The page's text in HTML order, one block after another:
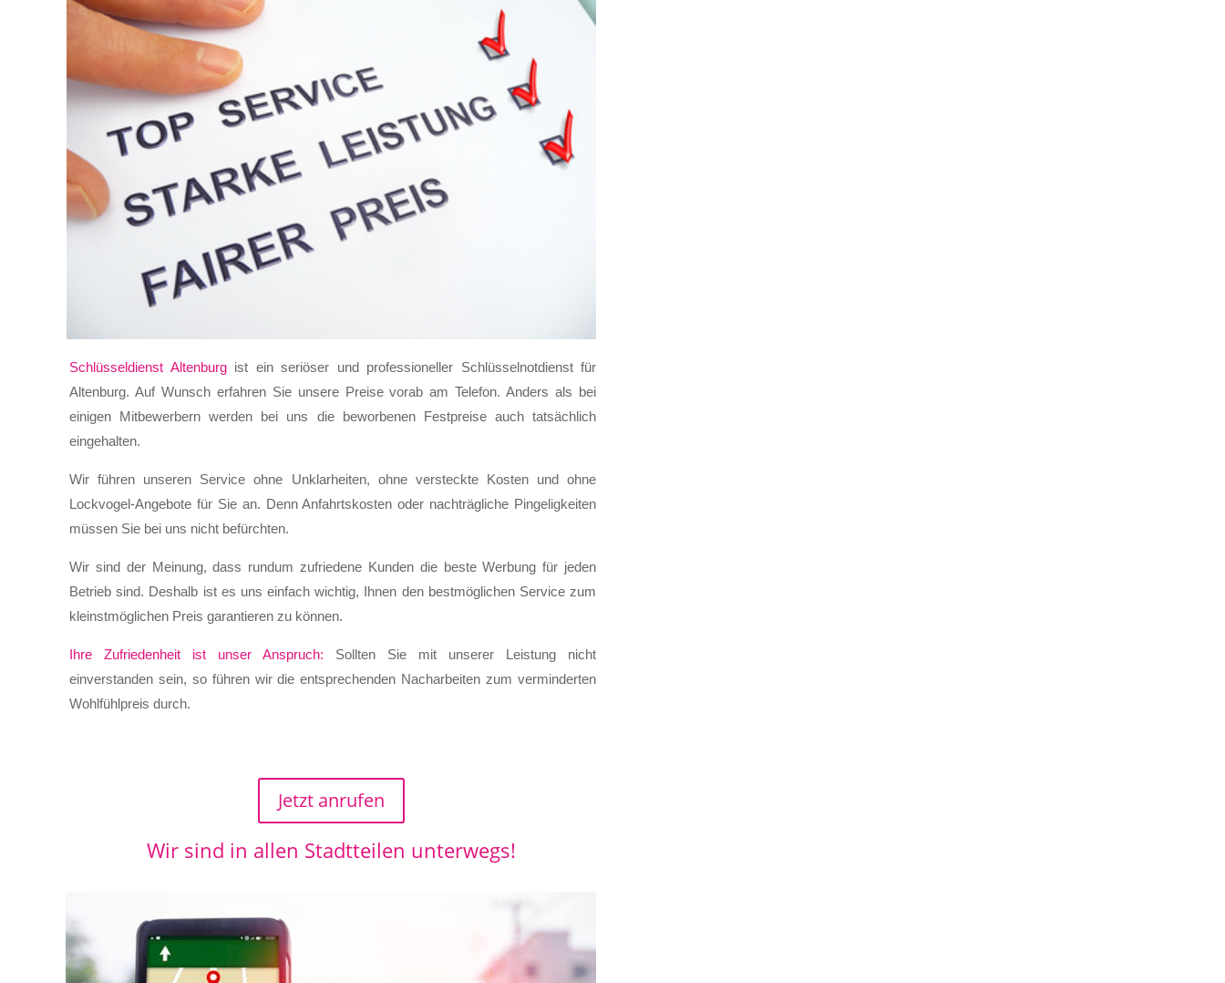
Schlüsseldienst Altenburg ist ein seriöser und professioneller Schlüsselnotdienst für
Altenburg. Auf Wunsch erfahren Sie unsere Preise vorab am Telefon. Anders als bei
einigen Mitbewerbern werden bei uns die beworbenen Festpreise auch tatsächlich
eingehalten.
Wir führen unseren Service ohne Unklarheiten, ohne versteckte Kosten und ohne
Lockvogel-Angebote für Sie an. Denn Anfahrtskosten oder nachträgliche Pingeligkeiten
müssen Sie bei uns nicht befürchten.
Wir sind der Meinung, dass rundum zufriedene Kunden die beste Werbung für jeden
Betrieb sind. Deshalb ist es uns einfach wichtig, Ihnen den bestmöglichen Service zum
kleinstmöglichen Preis garantieren zu können.
Ihre Zufriedenheit ist unser Anspruch: Sollten Sie mit unserer Leistung nicht
einverstanden sein, so führen wir die entsprechenden Nacharbeiten zum verminderten
Wohlfühlpreis durch.
Jetzt anrufen
Wir sind in allen Stadtteilen unterwegs!